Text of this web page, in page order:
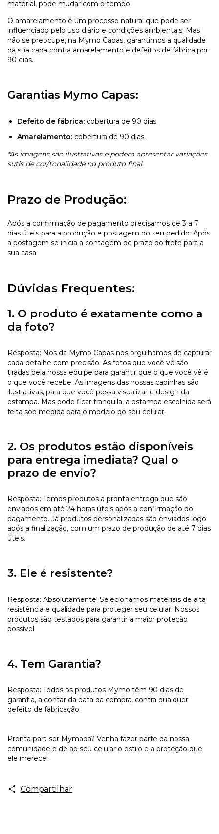
material, pode mudar com o tempo.
O amarelamento é um processo natural que pode ser
influenciado pelo uso diário e condições ambientais. Mas
não se preocupe, na Mymo Capas, garantimos a qualidade
da sua capa contra amarelamento e defeitos de fábrica por
90 dias.
Garantias Mymo Capas:
Defeito de fábrica: cobertura de 90 dias.
Amarelamento: cobertura de 90 dias.
*As imagens são ilustrativas e podem apresentar variações
sutis de cor/tonalidade no produto final.
Prazo de Produção:
Após a confirmação de pagamento precisamos de 3 a 7
dias úteis para a produção e postagem do seu pedido. Após
a postagem se inicia a contagem do prazo do frete para a
sua casa.
Dúvidas Frequentes:
1. O produto é exatamente como a
da foto?
Resposta: Nós da Mymo Capas nos orgulhamos de capturar
cada detalhe com precisão. As fotos que você vê são
tiradas pela nossa equipe para garantir que o que você vê é
o que você recebe. As imagens das nossas capinhas são
ilustrativas, para que você possa visualizar o design da
estampa. Mas pode ficar tranquila, a estampa escolhida será
feita sob medida para o modelo do seu celular.
2. Os produtos estão disponíveis
para entrega imediata? Qual o
prazo de envio?
Resposta: Temos produtos a pronta entrega que são
enviados em até 24 horas úteis após a confirmação do
pagamento. Já produtos personalizadas são enviados logo
após a finalização, com um prazo de produção de até 7 dias
úteis.
3. Ele é resistente?
Resposta: Absolutamente! Selecionamos materiais de alta
resistência e qualidade para proteger seu celular. Nossos
produtos são testados para garantir a maior proteção
possível.
4. Tem Garantia?
Resposta: Todos os produtos Mymo têm 90 dias de
garantia, a contar da data da compra, contra qualquer
defeito de fabricação.
Pronta para ser Mymada? Venha fazer parte da nossa
comunidade e dê ao seu celular o estilo e a proteção que
ele merece!
Compartilhar